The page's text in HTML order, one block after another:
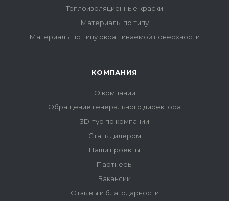
Теплоизоляционные краски
Материалы по типу
Материалы по типу окрашиваемой поверхности
КОМПАНИЯ
О компании
Обращение генерального директора
3D-тур по компании
Стать дилером
Наши проекты
Партнеры
Вакансии
Отзывы и благодарности